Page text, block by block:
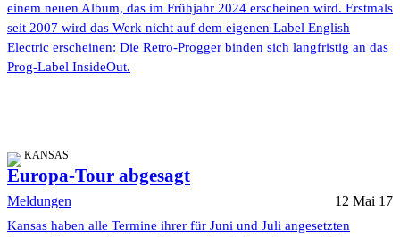
einem neuen Album, das im Frühjahr 2024 erscheinen wird. Erstmals
seit 2007 wird das Werk nicht auf dem eigenen Label English
Electric erscheinen: Die Retro-Progger binden sich langfristig an das
Prog-Label InsideOut.
KANSAS
Europa-Tour abgesagt
Meldungen 12 Mai 17
Kansas haben alle Termine ihrer für Juni und Juli angesetzten